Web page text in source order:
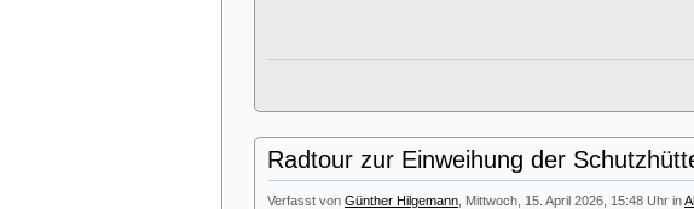
Radtour zur Einweihung der
Verfasst von Günther Hilgemann , Mittwoch, 15. April 2026, 15:48 Uhr in